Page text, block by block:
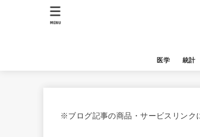
医学 統計
MENU
※ブログ記事の商品・サービスリンク